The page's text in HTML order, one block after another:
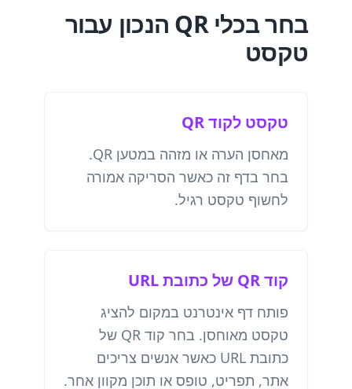
בחר בכלי QR הנכון עבור
טקסט
טקסט לקוד QR
מאחסן הערה או מזהה במטען QR.
בחר בדף זה כאשר הסריקה אמורה
לחשוף טקסט רגיל.
קוד QR של כתובת URL
פותח דף אינטרנט במקום להציג
טקסט מאוחסן. בחר קוד QR של
כתובת URL כאשר אנשים צריכים
אתר, תפריט, טופס או תוכן מקוון אחר.